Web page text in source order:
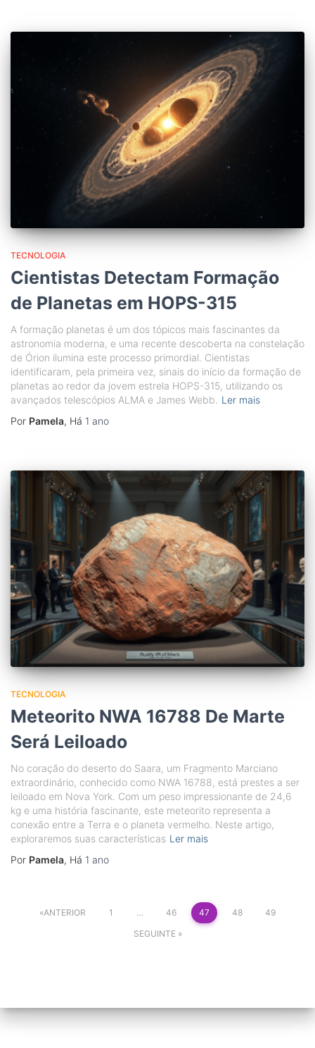
TECNOLOGIA
Cientistas Detectam Formação
de Planetas em HOPS-315
A formação planetas é um dos tópicos mais fascinantes da
astronomia moderna, e uma recente descoberta na constelação
de Órion ilumina este processo primordial. Cientistas
identificaram, pela primeira vez, sinais do início da formação de
planetas ao redor da jovem estrela HOPS-315, utilizando os
avançados telescópios ALMA e James Webb.
Ler mais
Por Pamela, Há 1 ano
TECNOLOGIA
Meteorito NWA 16788 De Marte
Será Leiloado
No coração do deserto do Saara, um Fragmento Marciano
extraordinário, conhecido como NWA 16788, está prestes a ser
leiloado em Nova York. Com um peso impressionante de 24,6
kg e uma história fascinante, este meteorito representa a
conexão entre a Terra e o planeta vermelho. Neste artigo,
exploraremos suas características Ler mais
Por Pamela, Há 1 ano
Paginação
ANTERIOR 1 … 46 47 48
49
SEGUINTE